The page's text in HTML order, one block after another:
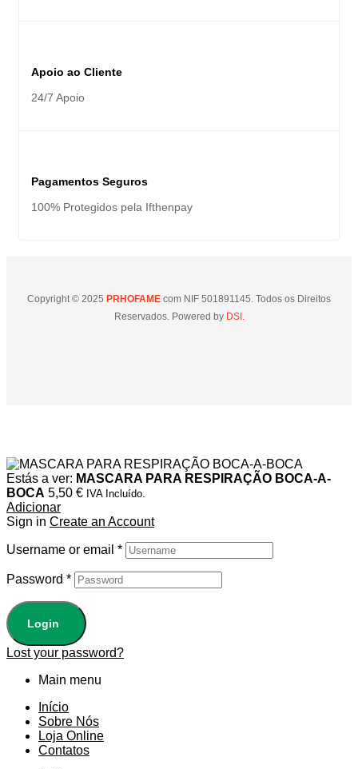
Apoio ao Cliente
24/7 Apoio
Pagamentos Seguros
100% Protegidos pela Ifthenpay
Copyright © 2025 PRHOFAME com NIF 501891145. Todos os Direitos
Reservados. Powered byDSI.
Estás a ver: MASCARA PARA RESPIRAÇÃO BOCA-A-
BOCA 5,50 € IVA Incluído.
Adicionar
Sign in Create an Account
Username or email *
Password *
Login
Lost your password?
Main menu
Início
Sobre Nós
Loja Online
Contatos